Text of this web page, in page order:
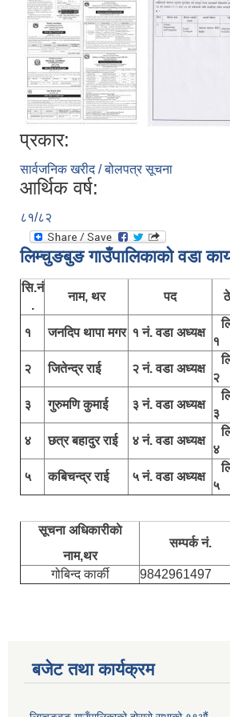
प्रकार:
सार्वजनिक खरीद / बोलपत्र सूचना
आर्थिक वर्ष:
८१/८२
लिम्चुङबुङ गाउँपालिकाकाे वडा
सि.नं
.
नाम, थर पद
१ जनदिप थापा मगर १ नं. वडा अध्यक्ष
१
२ जितेन्द्र राई २ नं. वडा अध्यक्ष
२
३
गुरुमणि कुमाई ३ नं. वडा अध्यक्ष
३
४ छत्र बहादुर राई ४ नं. वडा अध्यक्ष
४
५ कबिचन्द्र राई ५ नं. वडा अध्यक्ष
५
सूचना अधिकारीकाे
नाम,थर
सम्पर्क नं.
गोबिन्द कार्की 9842961497
बजेट तथा कार्यक्रम